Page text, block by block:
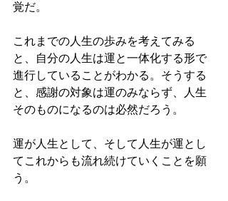
覚だ。
これまでの人生の歩みを考えてみる
と、自分の人生は運と一体化する形で
進行していることがわかる。そうする
と、感謝の対象は運のみならず、人生
そのものになるのは必然だろう。
運が人生として、そして人生が運とし
てこれからも流れ続けていくことを願
う。